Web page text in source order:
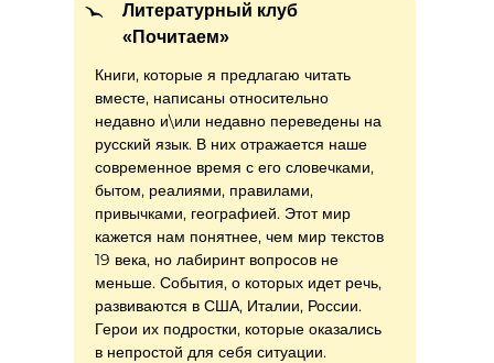
Литературный клуб
«Почитаем»
Книги, которые я предлагаю читать
вместе, написаны относительно
недавно и\или недавно переведены на
русский язык. В них отражается наше
современное время с его словечками,
бытом, реалиями, правилами,
привычками, географией. Этот мир
кажется нам понятнее, чем мир текстов
19 века, но лабиринт вопросов не
меньше. События, о которых идет речь,
развиваются в США, Италии, России.
Герои их подростки, которые оказались
в непростой для себя ситуации.